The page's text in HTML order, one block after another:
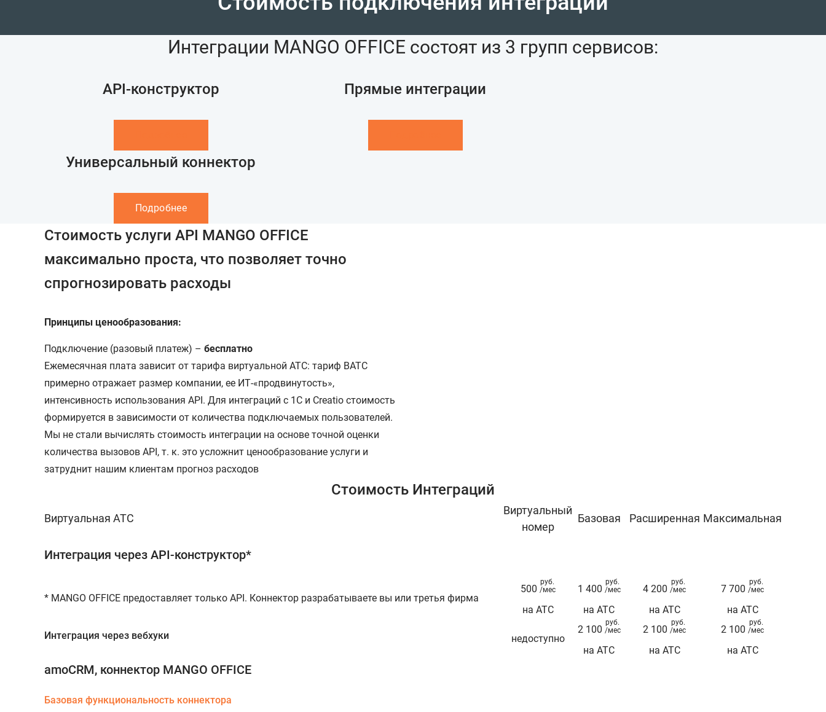
Интеграции MANGO OFFICE состоят из 3 групп сервисов:
API-конструктор Прямые интеграции
Универсальный коннектор
Подробнее
Стоимость услуги API MANGO OFFICE
максимально проста, что позволяет точно
спрогнозировать расходы
Принципы ценообразования:
Подключение (разовый платеж) – бесплатно
Ежемесячная плата зависит от тарифа виртуальной АТС: тариф ВАТС
примерно отражает размер компании, ее ИТ-«продвинутость»,
интенсивность использования API. Для интеграций с 1С и Creatio стоимость
формируется в зависимости от количества подключаемых пользователей.
Мы не стали вычислять стоимость интеграции на основе точной оценки
количества вызовов API, т. к. это усложнит ценообразование услуги и
затруднит нашим клиентам прогноз расходов
Стоимость Интеграций
Виртуальная АТС
Виртуальный
номер
Базовая Расширенная Максимальная
Интеграция через API-конструктор*
* MANGO OFFICE предоставляет только API. Коннектор разрабатываете вы или третья фирма
500
руб.
/мес
на АТС
1 400
руб.
/мес
на АТС
4 200
руб.
/мес
на АТС
7 700
руб.
/мес
на АТС
Интеграция через вебхуки недоступно
2 100
руб.
/мес
на АТС
2 100
руб.
/мес
на АТС
2 100
руб.
/мес
на АТС
amoCRM, коннектор MANGO OFFICE
Базовая функциональность коннектора